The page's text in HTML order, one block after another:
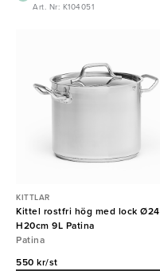
Art. Nr: K104051
KITTLAR
Kittel rostfri hög med lock Ø24
H20cm 9L Patina
Patina
550 kr/st